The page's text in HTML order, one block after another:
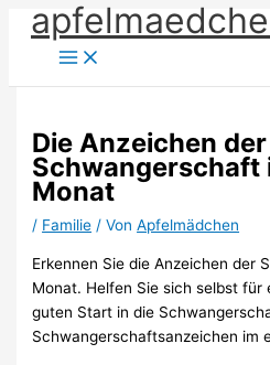
Zum
Inhalt
springen
Die Anzeichen der
Schwangerschaft
Monat
/ Familie / VonApfelmädchen
Erkennen Sie die Anzeichen der
Monat. Helfen Sie sich selbst für
guten Start in die
Schwangerschaftsanzeichen im